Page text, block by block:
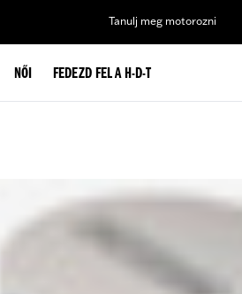
Tanulj meg motorozni
NŐI FEDEZD FEL A H-D-T